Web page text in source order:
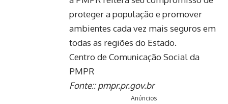
proteger a população e promover
ambientes cada vez mais seguros em
todas as regiões do Estado.
Centro de Comunicação Social da
PMPR
Fonte::pmpr.pr.gov.br
Anúncios